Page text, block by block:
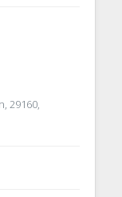
29160,